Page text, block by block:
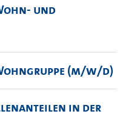
und
(m/w/d)
in der